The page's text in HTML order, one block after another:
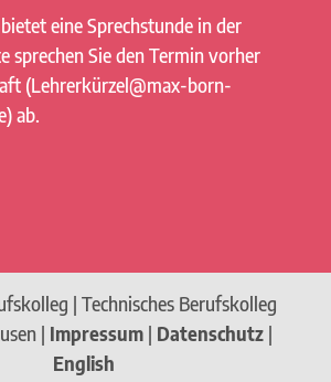
eine Sprechstunde in der
sprechen Sie den Termin vorher
(Lehrerkürzel@max-born-
ab.
| Technisches Berufskolleg
| Impressum| Datenschutz|
English